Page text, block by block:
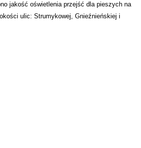
jakość oświetlenia przejść dla pieszych na
ulic: Strumykowej, Gnieźnieńskiej i